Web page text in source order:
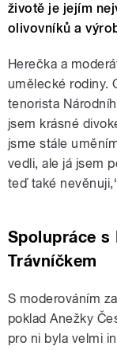
životě je jejím
olivovníků a
Herečka a
umělecké rodiny.
tenorista
jsem krásné
jsme stále
vedli, ale já jsem
teď také
Spolupráce s
Trávníčkem
S moderováním
poklad Anežky
pro ni byla velmi